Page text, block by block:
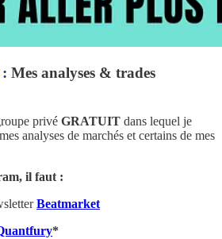
: Mes analyses & trades
privé GRATUIT dans lequel je
analyses de marchés et certains de mes
il faut :
Beatmarket
*